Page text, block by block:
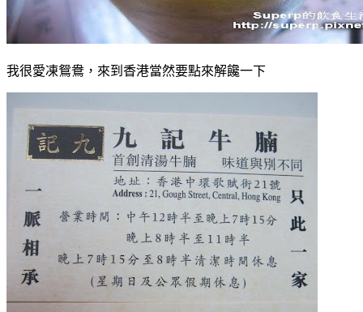
我很愛凍鴛鴦，來到香港當然要點來解饞一下